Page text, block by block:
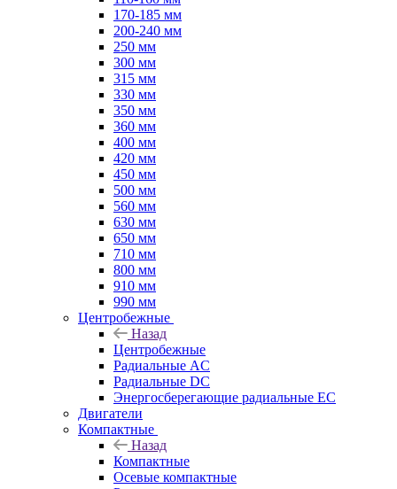
170-185 мм
200-240 мм
250 мм
300 мм
315 мм
330 мм
350 мм
360 мм
400 мм
420 мм
450 мм
500 мм
560 мм
630 мм
650 мм
710 мм
800 мм
910 мм
990 мм
Центробежные
Назад
Центробежные
Радиальные AC
Радиальные DC
Энергосберегающие радиальные EC
Двигатели
Компактные
Назад
Компактные
Осевые компактные